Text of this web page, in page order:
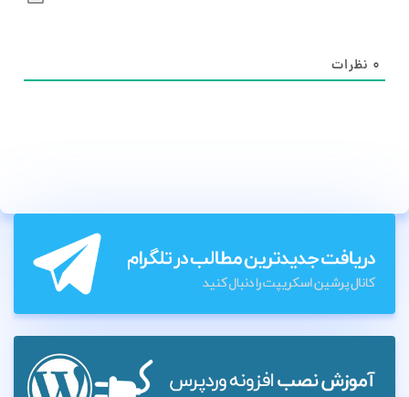
۰ نظرات